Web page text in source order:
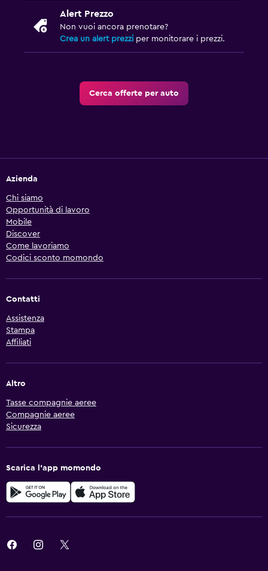
Alert Prezzo
Non vuoi ancora prenotare?
Crea un alert prezzi per monitorare i prezzi.
Cerca offerte per auto
Azienda
Chi siamo
Opportunità di lavoro
Mobile
Discover
Come lavoriamo
Codici sconto momondo
Contatti
Assistenza
Stampa
Affiliati
Altro
Tasse compagnie aeree
Compagnie aeree
Sicurezza
Scarica l'app momondo